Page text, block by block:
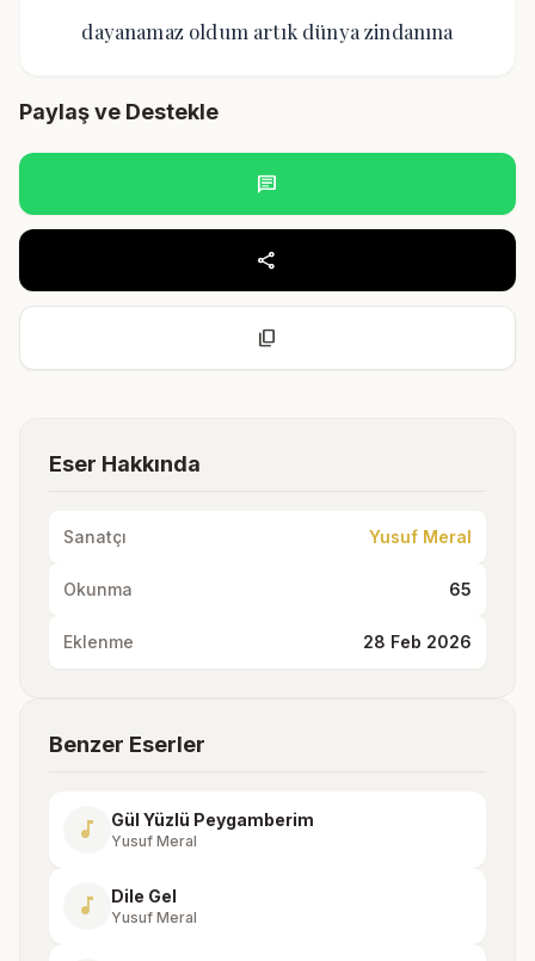
dayanamaz oldum artık dünya zindanına
Paylaş ve Destekle
chat
share
content_copy
Eser Hakkında
Sanatçı Yusuf Meral
Okunma 65
Eklenme 28 Feb 2026
Benzer Eserler
music_note Gül Yüzlü Peygamberim
Yusuf Meral
music_note Dile Gel
Yusuf Meral